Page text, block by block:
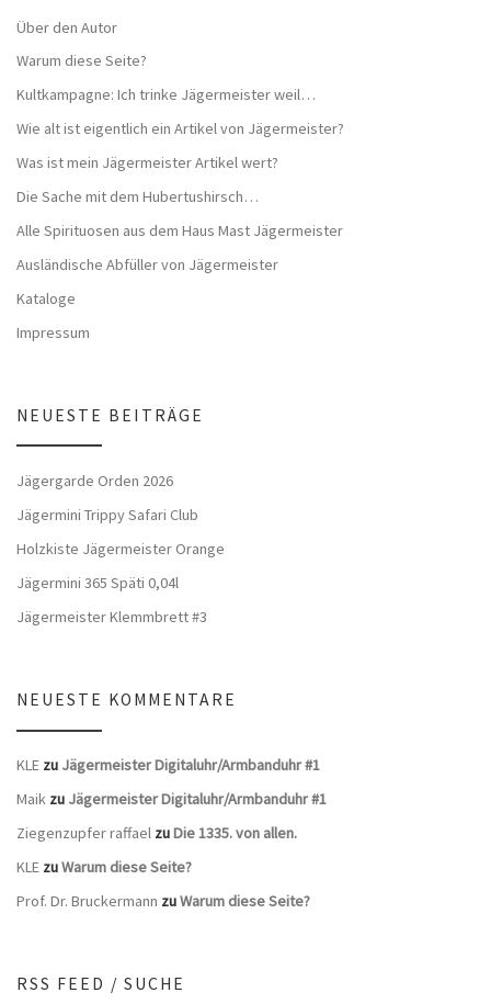
Über den Autor
Warum diese Seite?
Kultkampagne: Ich trinke Jägermeister weil…
Wie alt ist eigentlich ein Artikel von Jägermeister?
Was ist mein Jägermeister Artikel wert?
Die Sache mit dem Hubertushirsch…
Alle Spirituosen aus dem Haus Mast Jägermeister
Ausländische Abfüller von Jägermeister
Kataloge
Impressum
NEUESTE BEITRÄGE
Jägergarde Orden 2026
Jägermini Trippy Safari Club
Holzkiste Jägermeister Orange
Jägermini 365 Späti 0,04l
Jägermeister Klemmbrett #3
NEUESTE KOMMENTARE
KLE zu Jägermeister Digitaluhr/Armbanduhr #1
Maik zu Jägermeister Digitaluhr/Armbanduhr #1
Ziegenzupfer raffael zuDie 1335. von allen.
KLE zuWarum diese Seite?
Prof. Dr. Bruckermann zuWarum diese Seite?
RSS FEED / SUCHE